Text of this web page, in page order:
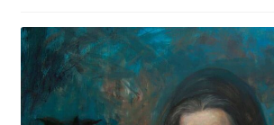
Talleres
Contacto